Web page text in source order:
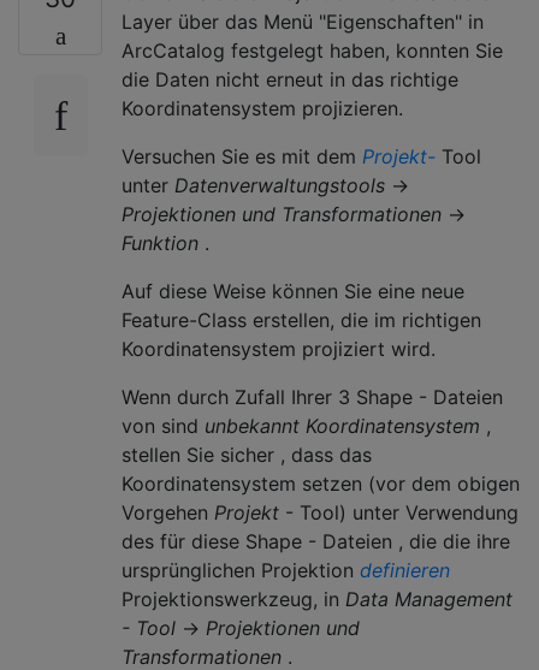
Layer über das Menü "Eigenschaften" in
ArcCatalog festgelegt haben, konnten Sie
die Daten nicht erneut in das richtige
Koordinatensystem projizieren.
Versuchen Sie es mit dem Projekt- Tool
unter Datenverwaltungstools →
Projektionen und Transformationen →
Funktion .
Auf diese Weise können Sie eine neue
Feature-Class erstellen, die im richtigen
Koordinatensystem projiziert wird.
Wenn durch Zufall Ihrer 3 Shape - Dateien
von sind unbekannt Koordinatensystem ,
stellen Sie sicher , dass das
Koordinatensystem setzen (vor dem obigen
Vorgehen Projekt - Tool) unter Verwendung
des für diese Shape - Dateien , die die ihre
ursprünglichen Projektion definieren
Projektionswerkzeug, in Data Management
- Tool → Projektionen und
Transformationen .